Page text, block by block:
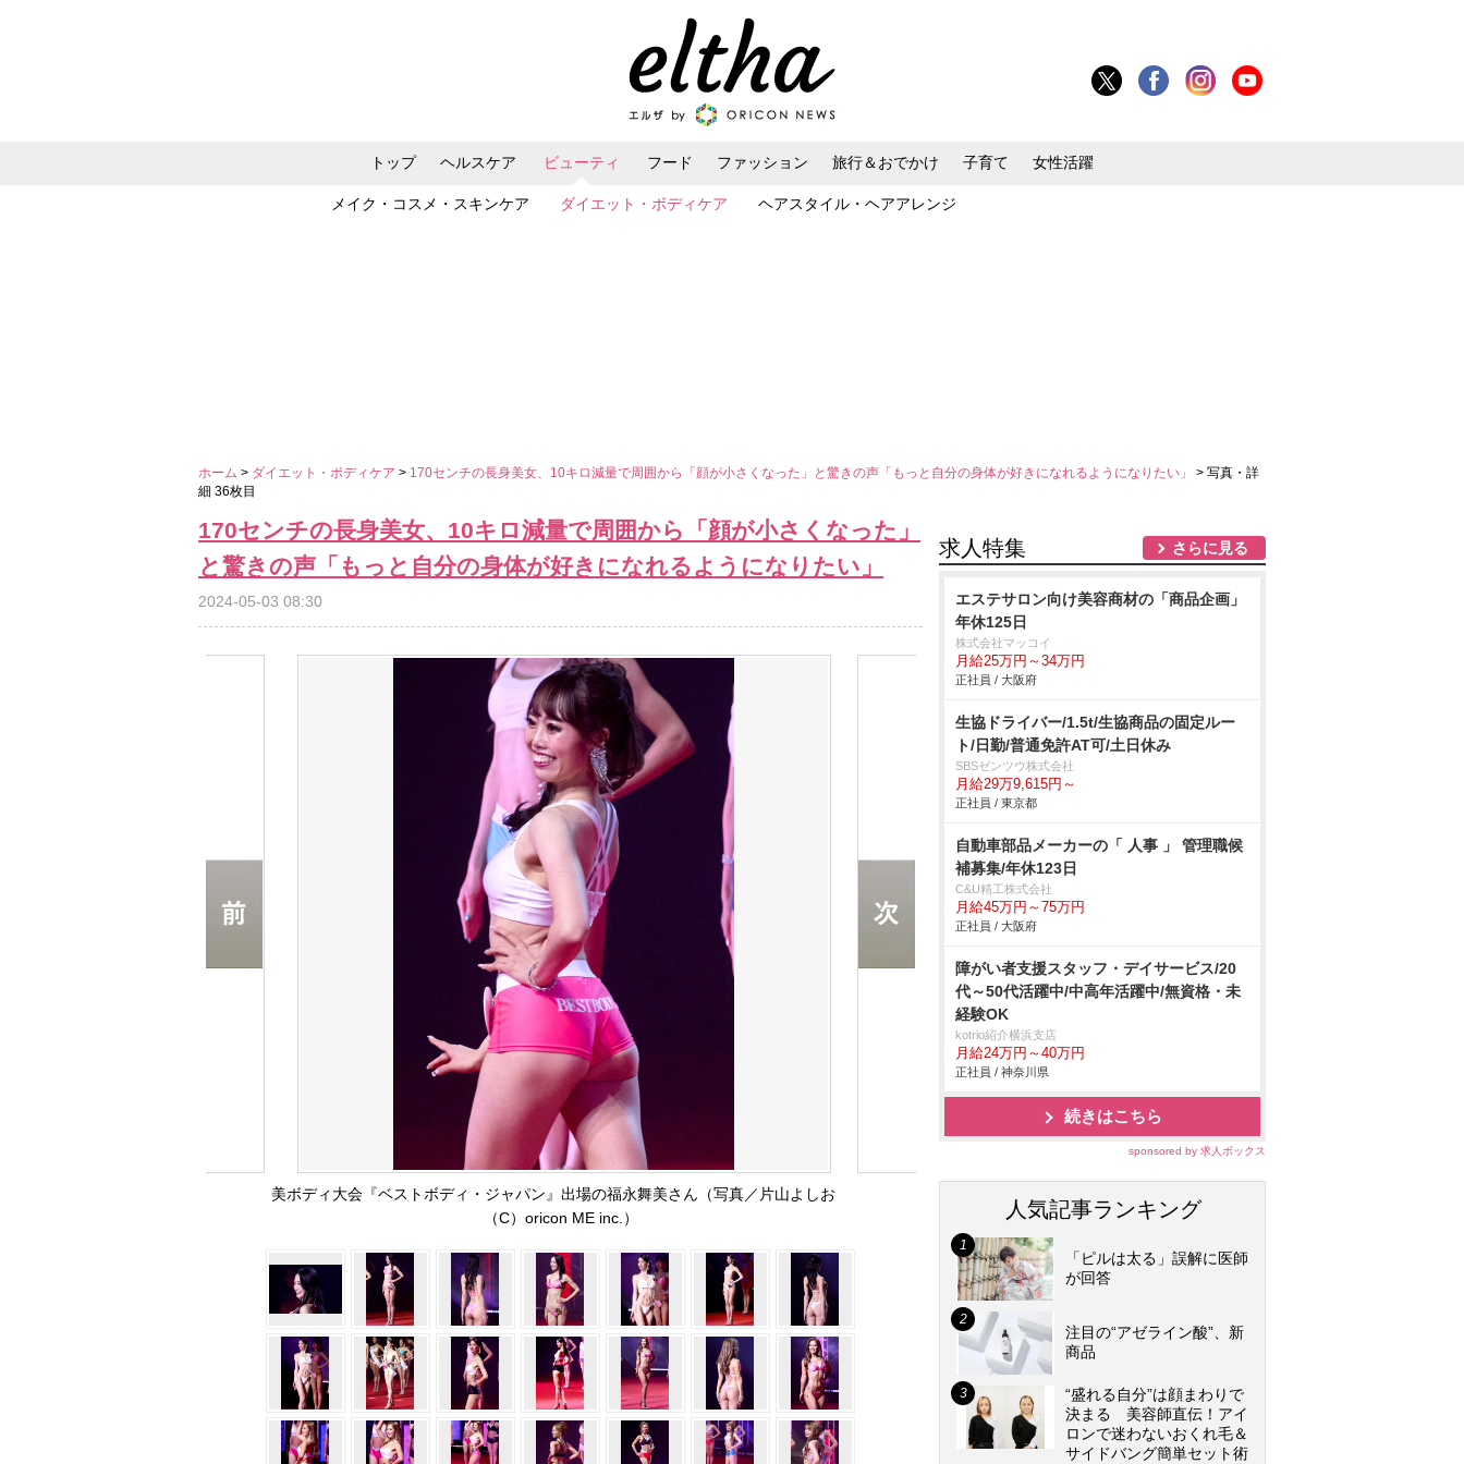
トップ ヘルスケア ビューティ
メイク・コスメ・スキンケア ダイエット・ボディケア ヘアスタイル・ヘアアレンジ
フード ファッション 旅行＆おでかけ 子育て 女性活躍
ホーム > ダイエット・ボディケア > 170センチの長身美女、10キロ減量で周囲から「顔が小さくなった」と驚きの声「もっと自分の身体が好きになれるようになりたい」 > 写真・詳
細 36枚目
170センチの長身美女、10キロ減量で周囲から「顔が小さくなった」
と驚きの声「もっと自分の身体が好きになれるようになりたい」
2024-05-03 08:30
美ボディ大会『ベストボディ・ジャパン』出場の福永舞美さん（写真／片山よしお
（C）oricon ME inc.）
求人特集 さらに見る
エステサロン向け美容商材の「商品企画」
年休125日
株式会社マッコイ
月給25万円～34万円
正社員 / 大阪府
生協ドライバー/1.5t/生協商品の固定ルー
ト/日勤/普通免許AT可/土日休み
SBSゼンツウ株式会社
月給29万9,615円～
正社員 / 東京都
自動車部品メーカーの「 人事 」 管理職候
補募集/年休123日
C&U精工株式会社
月給45万円～75万円
正社員 / 大阪府
障がい者支援スタッフ・デイサービス/20
代～50代活躍中/中高年活躍中/無資格・未
経験OK
kotrio紹介横浜支店
月給24万円～40万円
正社員 / 神奈川県
続きはこちら
sponsored by 求人ボックス
人気記事ランキング
「ピルは太る」誤解に医師
が回答
注目の“アゼライン酸”、新
商品
“盛れる自分”は顔まわりで
決まる 美容師直伝！アイ
ロンで迷わないおくれ毛＆
サイドバング簡単セット術